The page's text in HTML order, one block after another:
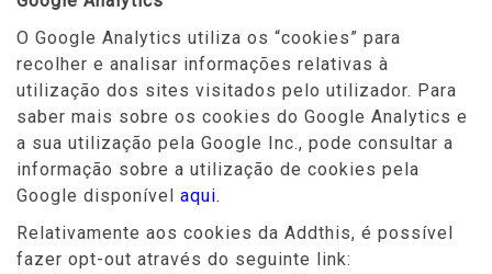
O Google Analytics utiliza os “cookies” para
recolher e analisar informações relativas à
utilização dos sites visitados pelo utilizador. Para
saber mais sobre os cookies do Google Analytics e
a sua utilização pela Google Inc., pode consultar a
informação sobre a utilização de cookies pela
Google disponível aqui.
Relativamente aos cookies da Addthis, é possível
fazer opt-out através do seguinte link: